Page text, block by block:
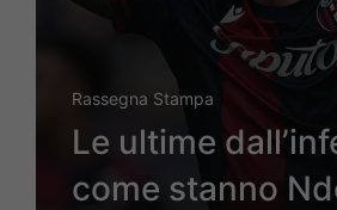
Rassegna Stampa
Le ultime
come stanno